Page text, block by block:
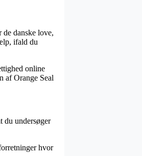
danske love,
ifald du
online
af Orange Seal
du undersøger
hvor